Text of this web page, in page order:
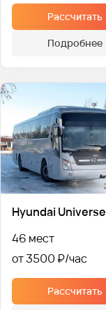
Рассчитать
Подробнее
Hyundai Universe
46 мест
от 3500 ₽
Рассчитать